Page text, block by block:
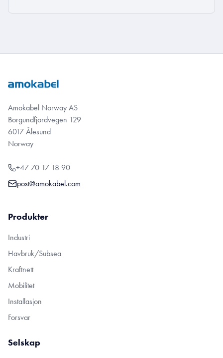
Amokabel Norway AS
Borgundfjordvegen 129
6017 Ålesund
Norway
+47 70 17 18 90
post@amokabel.com
Produkter
Industri
Havbruk/Subsea
Kraftnett
Mobilitet
Installasjon
Forsvar
Selskap